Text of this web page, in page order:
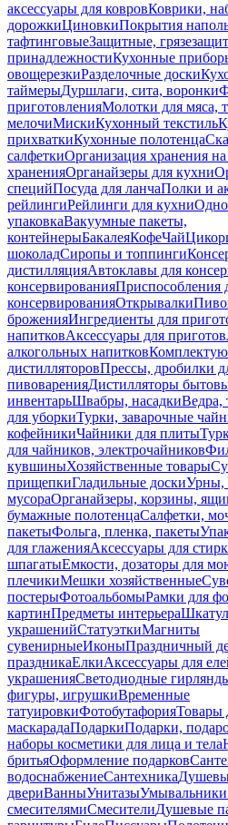
аксессуары для ковровКоврики,
дорожкиЦиновкиПокрытия
тафтинговыеЗащитные,
принадлежностиКухонные
овощерезкиРазделочные доски
таймерыДуршлаги, сита, воронки
приготовленияМолотки для мяса,
мелочиМискиКухонный текстиль
прихваткиКухонные полотенца
салфеткиОрганизация хранения
храненияОрганайзеры для кухни
специйПосуда для ланчаПолки и
рейлингиРейлинги для кухни
упаковкаВакуумные пакеты,
контейнерыБакалеяКофеЧай
шоколадСиропы и топпинги
дистилляцияАвтоклавы для
консервированияПриспособления
консервированияОткрывалки
броженияИнгредиенты для
напитковАксессуары для
алкогольных напитков
дистилляторовПрессы, дробилки
пивоваренияДистилляторы
инвентарьШвабры, насадкиВедра,
для уборкиТурки, заварочные
кофейникиЧайники для плиты
для чайников, электрочайников
кувшиныХозяйственные товары
прищепкиГладильные доскиУрны,
мусораОрганайзеры, корзины,
бумажные полотенцаСалфетки,
пакетыФольга, пленка, пакеты
для глаженияАксессуары для
шпагатыЕмкости, дозаторы для
плечикиМешки хозяйственные
постерыФотоальбомыРамки для
картинПредметы интерьера
украшенийСтатуэткиМагниты
сувенирныеИконыПраздничный
праздникаЕлкиАксессуары для
украшенияСветодиодные
фигуры, игрушкиВременные
татуировкиФотобутафорияТовары
маскарадаПодаркиПодарки,
наборы косметики для лица и тела
бритьяОформление подарков
водоснабжениеСантехника
двериВанныУнитазыУмывальники
смесителямиСмесителиДушевые